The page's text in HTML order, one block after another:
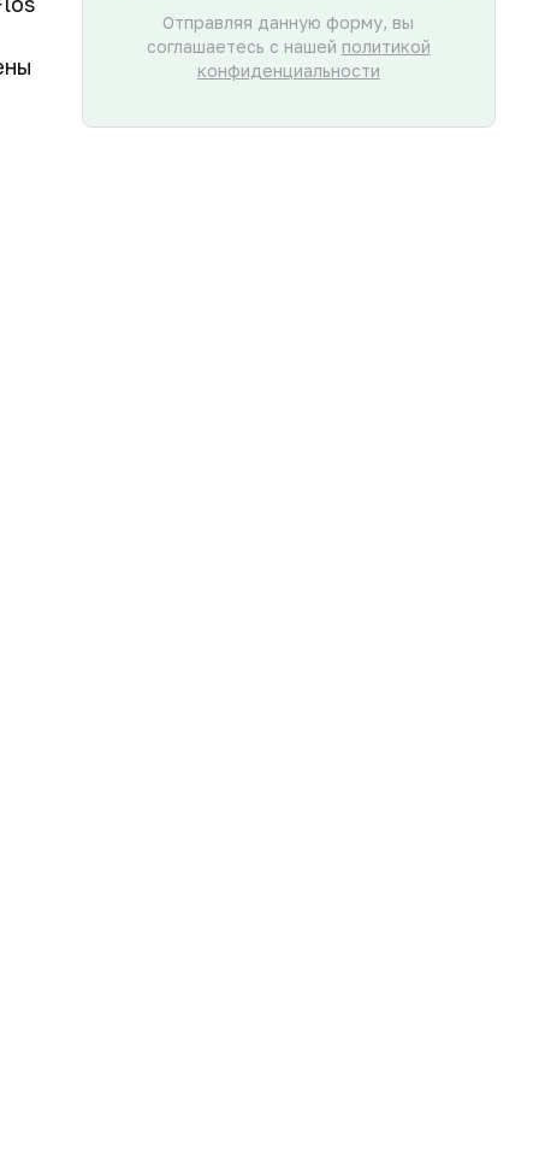
Отправляя данную форму, вы
соглашаетесь с нашей политикой
конфиденциальности